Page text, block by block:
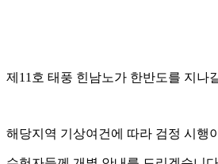
제11호 태풍 힌남노가 한반도를 지나
해당지역 기상여건에 따라 검정 시행